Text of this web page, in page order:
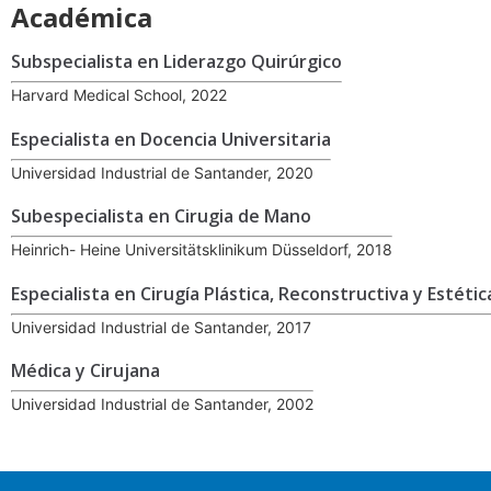
Académica
Subspecialista en Liderazgo Quirúrgico
Harvard Medical School, 2022
Especialista en Docencia Universitaria
Universidad Industrial de Santander, 2020
Subespecialista en Cirugia de Mano
Heinrich- Heine Universitätsklinikum Düsseldorf, 2018
Especialista en Cirugía Plástica, Reconstructiva y
Universidad Industrial de Santander, 2017
Médica y Cirujana
Universidad Industrial de Santander, 2002